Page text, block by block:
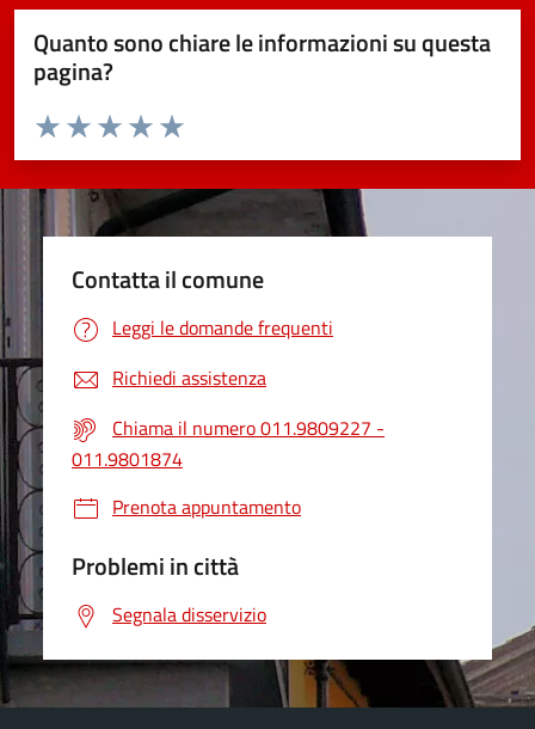
Quanto sono chiare le informazioni su questa
pagina?
Valuta da 1 a 5 stelle la pagina
Valuta 5 stelle su 5
Valuta 4 stelle su 5
Valuta 3 stelle su 5
Valuta 2 stelle su 5
Valuta 1 stelle su 5
Contatta il comune
Leggi le domande frequenti
Richiedi assistenza
Chiama il numero 011.9809227 -
011.9801874
Prenota appuntamento
Problemi in città
Segnala disservizio